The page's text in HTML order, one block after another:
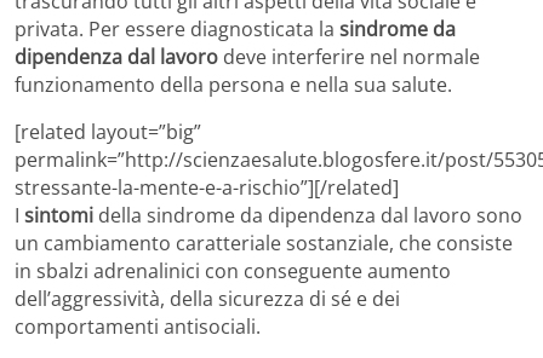
privata. Per essere diagnosticata la sindrome da
dipendenza dal lavoro deve interferire nel normale
funzionamento della persona e nella sua salute.
[related layout=”big”
permalink=”http://scienzaesalute.blogosfere.it/post/
stressante-la-mente-e-a-rischio”][/related]
I sintomi della sindrome da dipendenza dal lavoro sono
un cambiamento caratteriale sostanziale, che consiste
in sbalzi adrenalinici con conseguente aumento
dell’aggressività, della sicurezza di sé e dei
comportamenti antisociali.